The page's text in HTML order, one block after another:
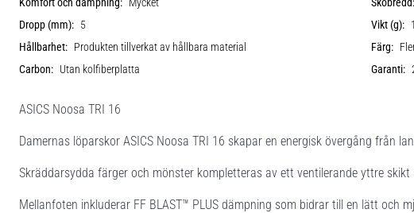
Komfort och dämpning: Mycket Skobredd:
Dropp (mm): 5 Vikt (g):
Hållbarhet: Produkten tillverkat av hållbara material Färg:
Carbon: Utan kolfiberplatta Garanti:
ASICS Noosa TRI 16
Damernas löparskor ASICS Noosa TRI 16 skapar en energisk övergång från
Skräddarsydda färger och mönster kompletteras av ett ventilerande yttre
Mellanfoten inkluderar FF BLAST™ PLUS dämpning som bidrar till en lätt och